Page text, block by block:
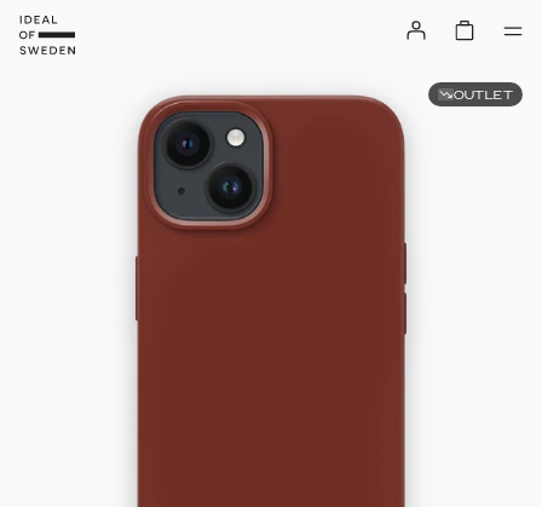
OUTLET